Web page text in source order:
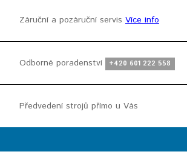
Záruční a pozáruční servis Více info
Odborné poradenství +420 601 222 558
Předvedení strojů přímo u Vás